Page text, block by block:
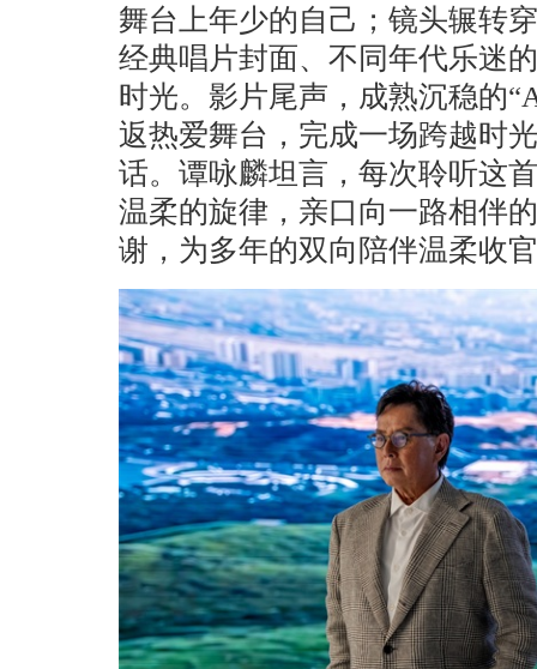
舞台上年少的自己；镜头辗转
经典唱片封面、不同年代乐迷
时光。影片尾声，成熟沉稳的
返热爱舞台，完成一场跨越时
话。谭咏麟坦言，每次聆听这
温柔的旋律，亲口向一路相伴
谢，为多年的双向陪伴温柔收